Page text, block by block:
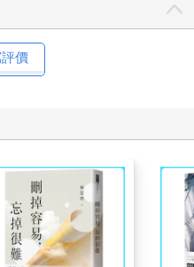
價